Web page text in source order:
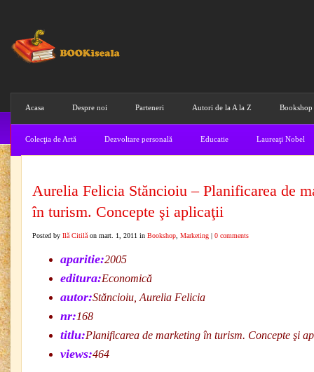
Acasa Despre noi Parteneri Autori de la A la Z Bookshop
Colecţia de Artă Dezvoltare personală Educatie Laureaţi Nobel
Aurelia Felicia Stăncioiu – Planificarea de
în turism. Concepte şi aplicaţii
Posted by Ilă Citilă on mart. 1, 2011 in Bookshop Marketing | 0 comments
aparitie:2005
editura:Economică
autor:Stăncioiu, Aurelia Felicia
nr:168
titlu:Planificarea de marketing în turism. Concepte şi
views:464